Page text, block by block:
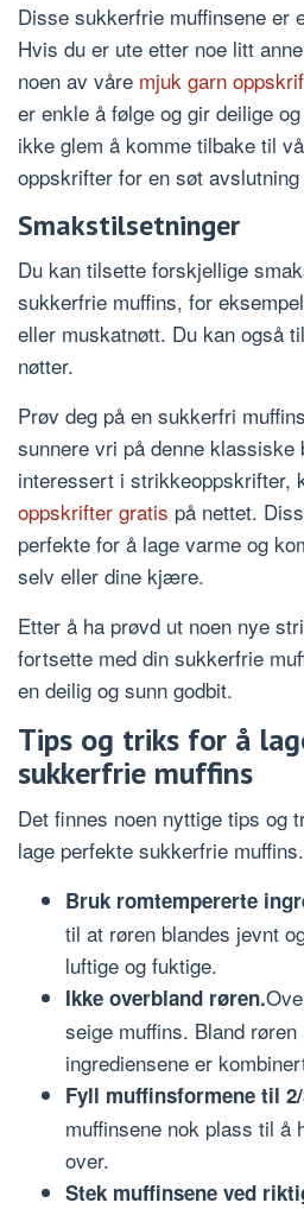
Disse sukkerfrie muffinsene er
Hvis du er ute etter noe litt
noen av våre mjuk garn
er enkle å følge og gir deilige
ikke glem å komme tilbake til
oppskrifter for en søt avslutning
Smakstilsetninger
Du kan tilsette forskjellige
sukkerfrie muffins, for
eller muskatnøtt. Du kan også
nøtter.
Prøv deg på en sukkerfri
sunnere vri på denne
interessert i strikkeoppskrifter,
oppskrifter gratis på nettet.
perfekte for å lage varme og
selv eller dine kjære.
Etter å ha prøvd ut noen nye
fortsette med din sukkerfrie
en deilig og sunn godbit.
Tips og triks for å
sukkerfrie muffins
Det finnes noen nyttige tips og
lage perfekte sukkerfrie
Bruk romtempererte
til at røren blandes jevnt
luftige og fuktige.
Ikke overbland røren.
seige muffins. Bland
ingrediensene er
Fyll muffinsformene til
muffinsene nok plass til å
over.
Stek muffinsene ved